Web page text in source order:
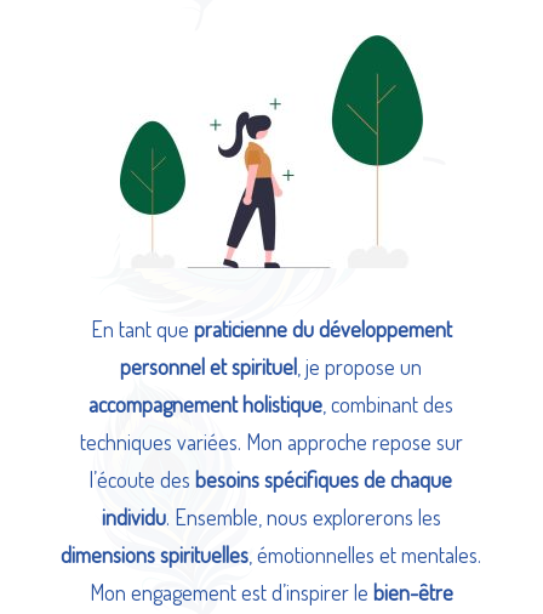
En tant que praticienne du développement
personnel et spirituel , je propose un
accompagnement holistique , combinant des
techniques variées. Mon approche repose sur
l’écoute desbesoins spécifiques de chaque
individu. Ensemble, nous explorerons les
dimensions spirituelles , émotionnelles et mentales.
Mon engagement est d’inspirer le bien-être